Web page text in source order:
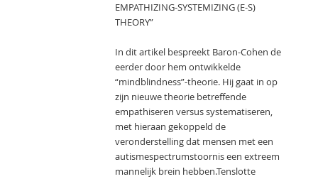
EMPATHIZING-SYSTEMIZING (E-S)
THEORY”
In dit artikel bespreekt Baron-Cohen de
eerder door hem ontwikkelde
“mindblindness”-theorie. Hij gaat in op
zijn nieuwe theorie betreffende
empathiseren versus systematiseren,
met hieraan gekoppeld de
veronderstelling dat mensen met een
autismespectrumstoornis een extreem
mannelijk brein hebben.Tenslotte